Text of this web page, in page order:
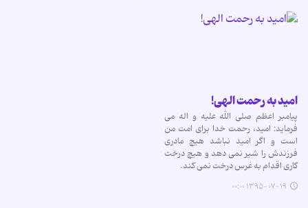
امید به رحمت الهی!
پیامبر اعظم صلی الله علیه و اله مى
فرماید: امید، رحمت خدا برای امت من
است و اگر امید نباشد هیچ مادری
فرزندش را شیر نمی دهد و هیچ درخت
كاری اقدام به غرس درخت نمی كند.
۱۳۹۵-۰۷-۱۹ ۰۰:۰۰